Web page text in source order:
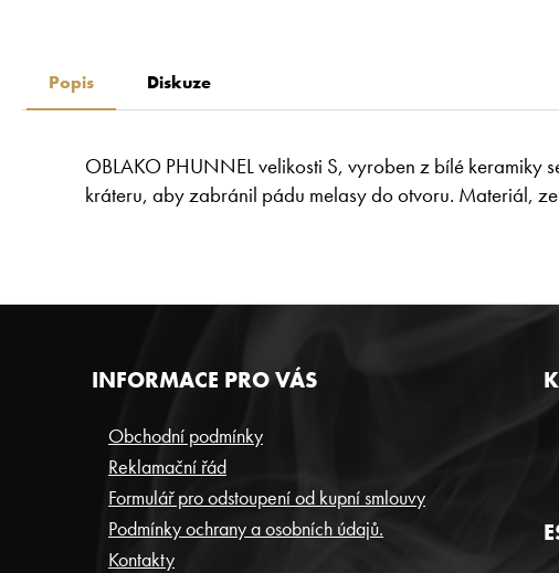
Popis Diskuze
OBLAKO PHUNNEL velikosti S, vyroben z bílé keramiky
kráteru, aby zabránil pádu melasy do otvoru. Materiál,
INFORMACE PRO VÁS
Obchodní podmínky
Reklamační řád
Formulář pro odstoupení od kupní smlouvy
Podmínky ochrany a osobních údajů.
Kontakty